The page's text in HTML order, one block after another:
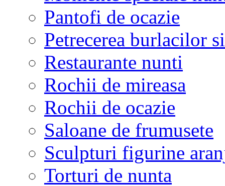
Pantofi de ocazie
Petrecerea burlacilor
Restaurante nunti
Rochii de mireasa
Rochii de ocazie
Saloane de frumusete
Sculpturi figurine
Torturi de nunta